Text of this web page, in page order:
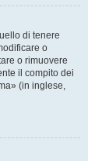
di tenere
o
o rimuovere
il compito dei
(in inglese,